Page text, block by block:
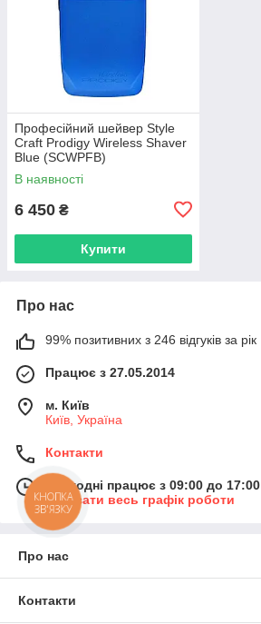
Професійний шейвер Style
Craft Prodigy Wireless Shaver
Blue (SCWPFB)
В наявності
6 450 ₴
Купити
Про нас
99% позитивних з 246 відгуків за рік
Працює з 27.05.2014
м. Київ
Київ, Україна
Контакти
Сьогодні працює з 09:00 до 17:00
Показати весь графік роботи
Про нас
Контакти
КНОПКА
ЗВ'ЯЗКУ